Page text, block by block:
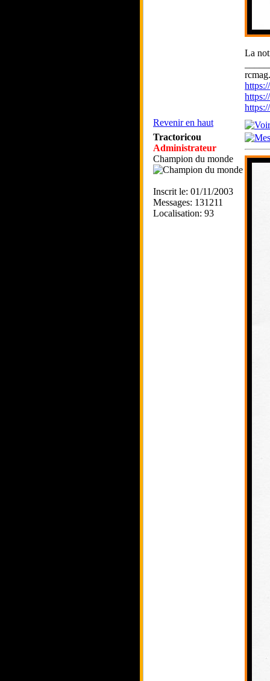
La
Revenir en haut
Tractoricou
Administrateur
Champion du monde
Inscrit le: 01/11/2003
Messages: 131211
Localisation: 93